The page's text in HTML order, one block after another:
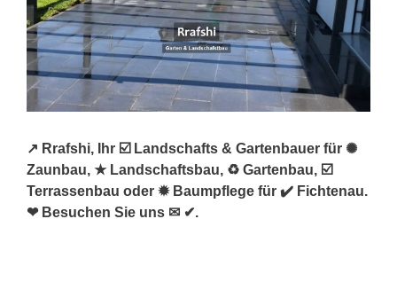
↗️ Rrafshi, Ihr ☑️ Landschafts & Gartenbauer für ✺
Zaunbau, ★ Landschaftsbau, ♻ Gartenbau, ☑️
Terrassenbau oder ✹ Baumpflege für ✔️ Fichtenau.
❤ Besuchen Sie uns ✉ ✔.